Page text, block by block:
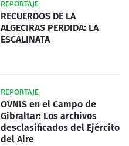
REPORTAJE
RECUERDOS DE LA
ALGECIRAS PERDIDA: LA
ESCALINATA
REPORTAJE
OVNIS en el Campo de
Gibraltar: Los archivos
desclasificados del Ejército
del Aire